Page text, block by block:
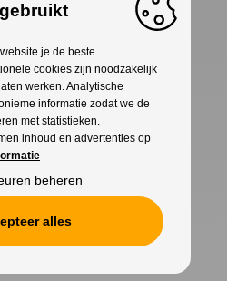
Privacy
je de beste
cookies zijn noodzakelijk
werken. Analytische
informatie zodat we de
met statistieken.
inhoud en advertenties op
beheren
alles